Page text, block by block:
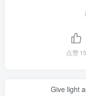
点赞15
Give light